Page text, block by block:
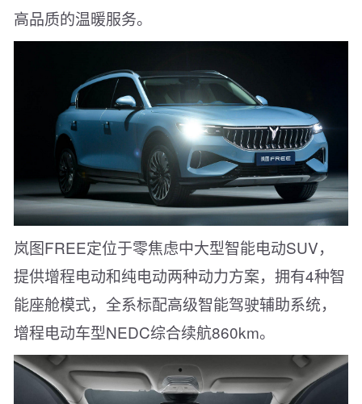
高品质的温暖服务。
岚图FREE定位于零焦虑中大型智能电动SUV，
提供增程电动和纯电动两种动力方案，拥有4种智
能座舱模式，全系标配高级智能驾驶辅助系统，
增程电动车型NEDC综合续航860km。